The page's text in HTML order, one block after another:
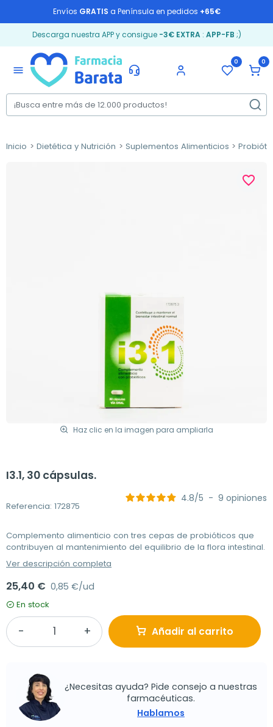
Envíos GRATIS a Península en pedidos +65€
Descarga nuestra APP y consigue -3€ EXTRA: APP-FB ;)
menu
0 0
Inicio Dietética y Nutrición Suplementos Alimenticios
Haz clic en la imagen para ampliarla
favorite_border
I3.1, 30 cápsulas.
Referencia: 172875
4.8/5 - 9 opiniones
Complemento alimenticio con tres cepas de probióticos que
contribuyen al mantenimiento del equilibrio de la flora intestinal.
Ver descripción completa
25,40 € 0,85 €/ud
En stock
Añadir al carrito
¿Necesitas ayuda? Pide consejo a nuestras
farmacéuticas.
Hablamos